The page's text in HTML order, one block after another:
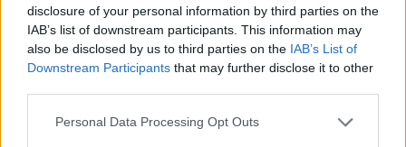
disclosure of your personal information by third parties on the
IAB’s list of downstream participants. This information may
also be disclosed by us to third parties on the IAB’s List of
Downstream Participants that may further disclose it to other
Please note that this website/app uses one or more Google
Personal Data Processing Opt Outs
17:08
A sorrend tehát három perccel a vége előtt: Russell, Piastri,
Verstappen, Antonelli, Hadjar, Hamilton.